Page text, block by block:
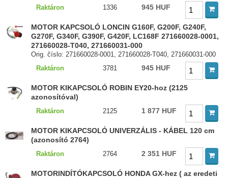
Raktáron
1336 945 HUF
MOTOR KAPCSOLÓ LONCIN G160F, G200F, G240F,
G270F, G340F, G390F, G420F, LC168F 271660028-0001,
271660028-T040, 271660031-000
Orig. číslo: 271660028-0001, 271660028-T040, 271660031-000
Raktáron
3781 945 HUF
MOTOR KIKAPCSOLÓ ROBIN EY20-hoz (2125
azonosítóval)
Raktáron 2125 1 877 HUF
MOTOR KIKAPCSOLÓ UNIVERZÁLIS - KÁBEL 120 cm
(azonosító 2764)
Raktáron 2764 2 351 HUF
MOTORINDÍTÓKAPCSOLÓ HONDA GX-hez ( az eredeti